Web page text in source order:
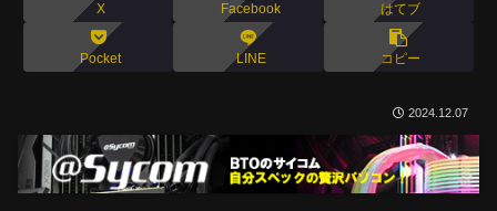
X Facebook はてブ
Pocket LINE コピー
2024.12.07